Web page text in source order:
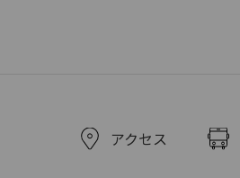
アクセス